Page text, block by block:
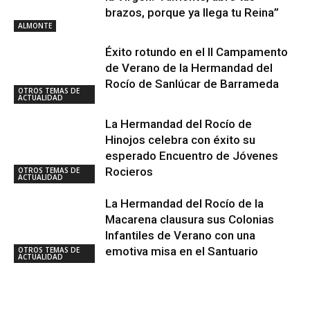
ALMONTE
brazos, porque ya llega tu Reina”
OTROS TEMAS DE
ACTUALIDAD
Éxito rotundo en el II Campamento
de Verano de la Hermandad del
Rocío de Sanlúcar de Barrameda
OTROS TEMAS DE
ACTUALIDAD
La Hermandad del Rocío de
Hinojos celebra con éxito su
esperado Encuentro de Jóvenes
Rocieros
OTROS TEMAS DE
ACTUALIDAD
La Hermandad del Rocío de la
Macarena clausura sus Colonias
Infantiles de Verano con una
emotiva misa en el Santuario